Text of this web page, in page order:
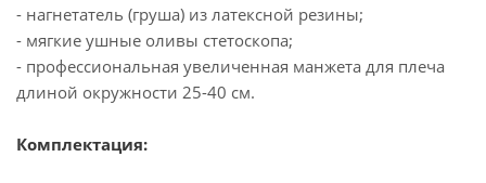
- нагнетатель (груша) из латексной резины;
- мягкие ушные оливы стетоскопа;
- профессиональная увеличенная манжета для плеча
длиной окружности 25-40 см.
Комплектация: